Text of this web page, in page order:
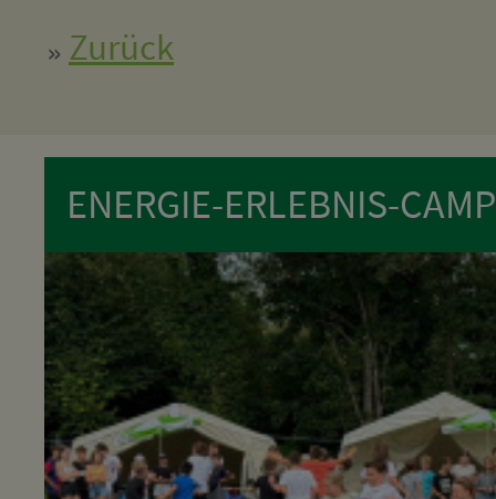
Zurück
ENERGIE-ERLEBNIS-CAMP